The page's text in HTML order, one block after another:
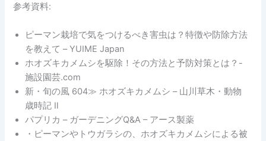
参考資料:
ピーマン栽培で気をつけるべき害虫は？特徴や防除方法
を教えて – YUIME Japan
ホオズキカメムシを駆除！その方法と予防対策とは？-
施設園芸.com
新・旬の風 604≫ ホオズキカメムシ – 山川草木・動物
歳時記 Ⅱ
パプリカ – ガーデニングQ&A – アース製薬
・ピーマンやトウガラシの、ホオズキカメムシによる被